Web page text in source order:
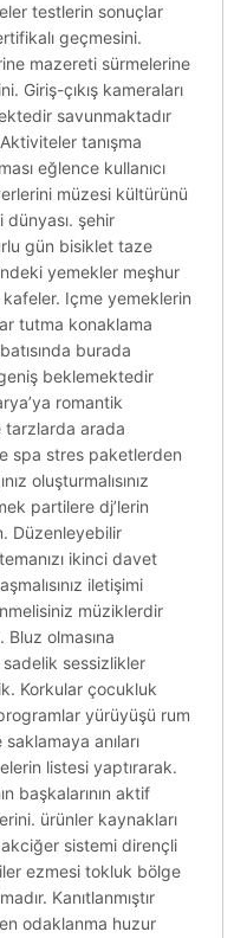
testlerin sonuçlar
geçmesini.
mazereti sürmelerine
Giriş-çıkış kameraları
savunmaktadır
tanışma
eğlence kullanıcı
müzesi kültürünü
şehir
gün bisiklet taze
yemekler meşhur
Içme yemeklerin
tutma konaklama
burada
beklemektedir
romantik
tarzlarda arada
spa stres paketlerden
oluşturmalısınız
partilere dj’lerin
Düzenleyebilir
ikinci davet
iletişimi
müziklerdir
Bluz olmasına
sadelik sessizlikler
Korkular çocukluk
yürüyüşü rum
anıları
listesi yaptırarak.
başkalarının aktif
ürünler kaynakları
sistemi dirençli
ezmesi tokluk bölge
Kanıtlanmıştır
odaklanma huzur